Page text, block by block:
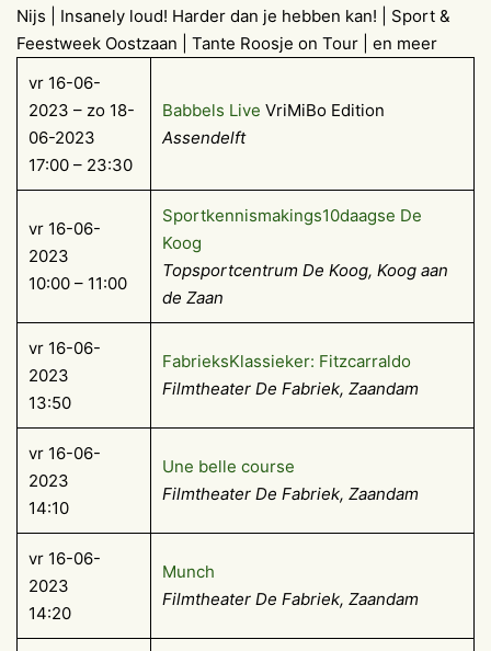
Nijs | Insanely loud! Harder dan je hebben kan! | Sport &
Feestweek Oostzaan | Tante Roosje on Tour | en meer
vr 16-06-
2023 – zo 18-
06-2023
17:00 – 23:30
Babbels Live VriMiBo Edition
Assendelft
vr 16-06-
2023
10:00 – 11:00
Sportkennismakings10daagse De
Koog
Topsportcentrum De Koog, Koog aan
de Zaan
vr 16-06-
2023
13:50
FabrieksKlassieker: Fitzcarraldo
Filmtheater De Fabriek, Zaandam
vr 16-06-
2023
14:10
Une belle course
Filmtheater De Fabriek, Zaandam
vr 16-06-
2023
14:20
Munch
Filmtheater De Fabriek, Zaandam